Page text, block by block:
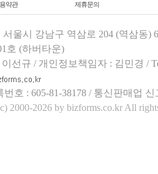
약관 제휴문의
서울시 강남구 역삼로 204 (역삼동)
호 (하버타운)
선규 / 개인정보책임자 : 김민경 /
번호 : 605-81-38178 / 통신판매업
2000-2026 by bizforms.co.kr All